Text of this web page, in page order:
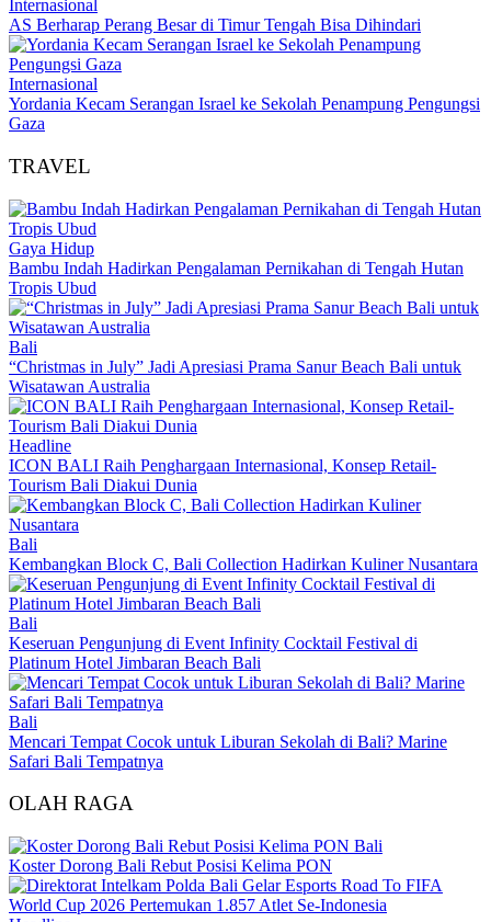
Internasional
AS Berharap Perang Besar di Timur Tengah Bisa Dihindari
Internasional
Yordania Kecam Serangan Israel ke Sekolah Penampung Pengungsi
Gaza
TRAVEL
Gaya Hidup
Bambu Indah Hadirkan Pengalaman Pernikahan di Tengah Hutan
Tropis Ubud
Bali
“Christmas in July” Jadi Apresiasi Prama Sanur Beach Bali untuk
Wisatawan Australia
Headline
ICON BALI Raih Penghargaan Internasional, Konsep Retail-
Tourism Bali Diakui Dunia
Bali
Kembangkan Block C, Bali Collection Hadirkan Kuliner Nusantara
Bali
Keseruan Pengunjung di Event Infinity Cocktail Festival di
Platinum Hotel Jimbaran Beach Bali
Bali
Mencari Tempat Cocok untuk Liburan Sekolah di Bali? Marine
Safari Bali Tempatnya
OLAH RAGA
Bali
Koster Dorong Bali Rebut Posisi Kelima PON